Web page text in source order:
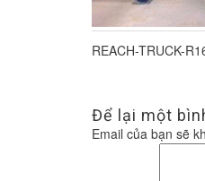
REACH-TRUCK-
Để lại một
Email của bạn sẽ